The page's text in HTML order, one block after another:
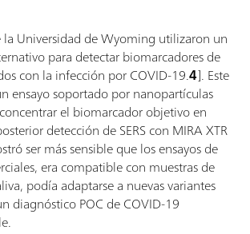
la Universidad de Wyoming utilizaron un
para detectar biomarcadores de
con la infección por COVID-19.4]. Este
ensayo soportado por nanopartículas
el biomarcador objetivo en
detección de SERS con MIRA XTR
ser más sensible que los ensayos de
era compatible con muestras de
podía adaptarse a nuevas variantes
diagnóstico POC de COVID-19